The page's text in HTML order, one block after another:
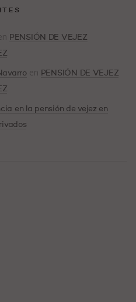
PENSIÓN DE VEJEZ
en PENSIÓN DE VEJEZ
en la pensión de vejez en